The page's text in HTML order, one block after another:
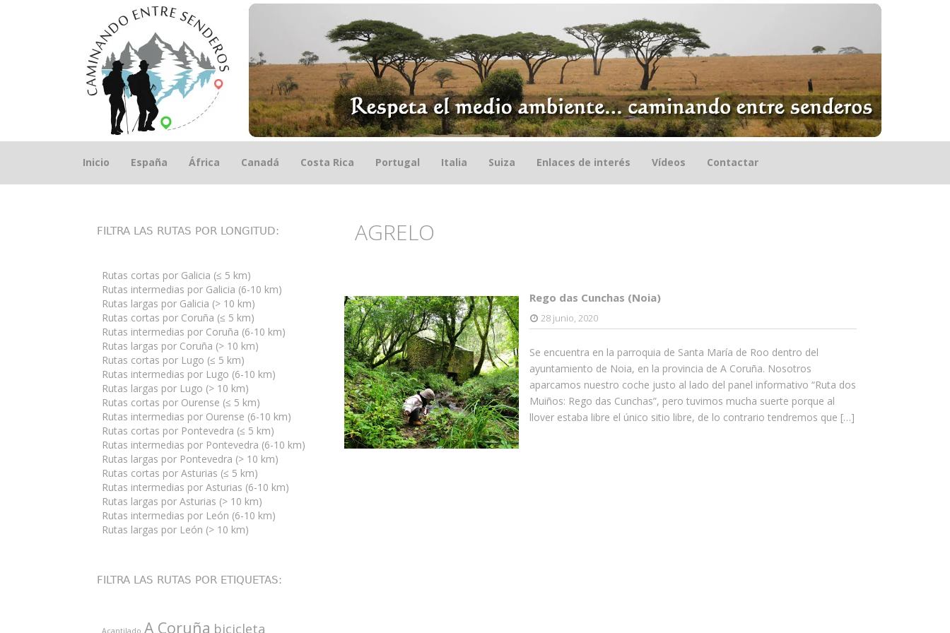
Saltar
Inicio España África Canadá Costa Rica Portugal Italia Suiza Enlaces de interés Vídeos Contactar
AGRELO
Rego das Cunchas (Noia)
28 junio, 2020
Se encuentra en la parroquia de Santa María de Roo dentro del
ayuntamiento de Noia, en la provincia de A Coruña. Nosotros
aparcamos nuestro coche justo al lado del panel informativo “Ruta dos
Muiños: Rego das Cunchas”, pero tuvimos mucha suerte porque al
llover estaba libre el único sitio libre, de lo contrario tendremos que […]
FILTRA LAS RUTAS POR LONGITUD:
Rutas cortas por Galicia (≤ 5 km)
Rutas intermedias por Galicia (6-10 km)
Rutas largas por Galicia (> 10 km)
Rutas cortas por Coruña (≤ 5 km)
Rutas intermedias por Coruña (6-10 km)
Rutas largas por Coruña (> 10 km)
Rutas cortas por Lugo (≤ 5 km)
Rutas intermedias por Lugo (6-10 km)
Rutas largas por Lugo (> 10 km)
Rutas cortas por Ourense (≤ 5 km)
Rutas intermedias por Ourense (6-10 km)
Rutas cortas por Pontevedra (≤ 5 km)
Rutas intermedias por Pontevedra (6-10 km)
Rutas largas por Pontevedra (> 10 km)
Rutas cortas por Asturias (≤ 5 km)
Rutas intermedias por Asturias (6-10 km)
Rutas largas por Asturias (> 10 km)
Rutas intermedias por León (6-10 km)
Rutas largas por León (> 10 km)
FILTRA LAS RUTAS POR ETIQUETAS:
Acantilado A Coruña bicicleta